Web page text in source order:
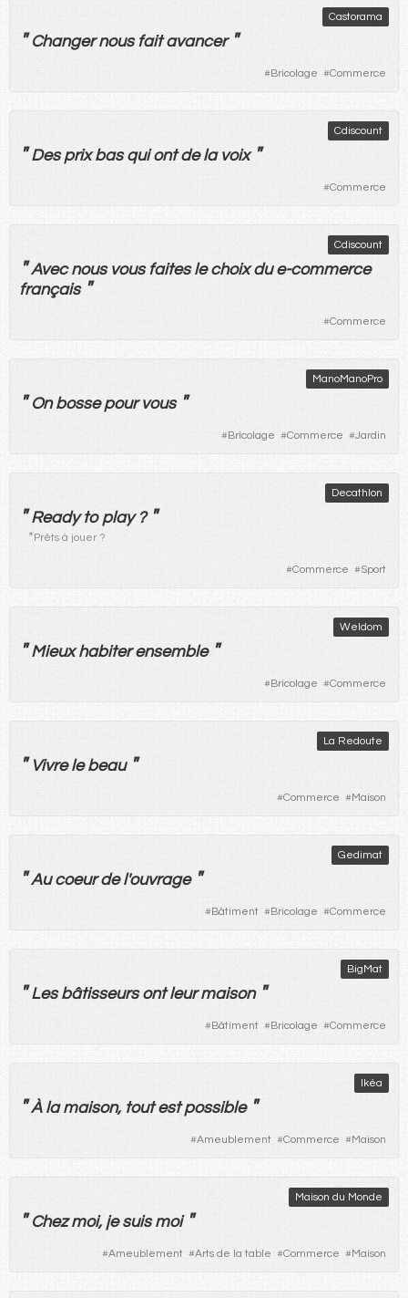
Castorama
" Changer nous fait avancer "
#Bricolage #Commerce
Cdiscount
" Des prix bas qui ont de la voix "
#Commerce
Cdiscount
" Avec nous vous faites le choix du e-commerce
français "
#Commerce
ManoManoPro
" On bosse pour vous "
#Bricolage #Commerce #Jardin
Decathlon
"Ready to play ? "
*Prêts à jouer ?
#Commerce #Sport
Weldom
" Mieux habiter ensemble "
#Bricolage #Commerce
La Redoute
" Vivre le beau "
#Commerce #Maison
Gedimat
" Au coeur del'ouvrage "
#Bâtiment #Bricolage #Commerce
BigMat
" Les bâtisseurs ont leur maison "
#Bâtiment #Bricolage #Commerce
Ikéa
" À la maison, tout est possible "
#Ameublement #Commerce #Maison
Maison du Monde
" Chez moi, je suis moi "
#Ameublement #Arts de la table #Commerce #Maison